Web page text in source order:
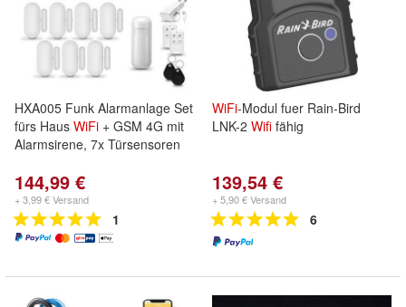
HXA005 Funk Alarmanlage Set
fürs Haus WiFi + GSM 4G mit
Alarmsirene, 7x Türsensoren
144,99 €
+ 3,99 € Versand
1
WiFi-Modul fuer Rain-Bird
LNK-2 Wifi fähig
139,54 €
+ 5,90 € Versand
6